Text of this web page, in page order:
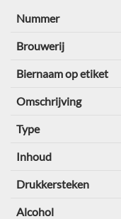
Nummer
Brouwerij
Biernaam op etiket
Omschrijving
Type
Inhoud
Drukkersteken
Alcohol